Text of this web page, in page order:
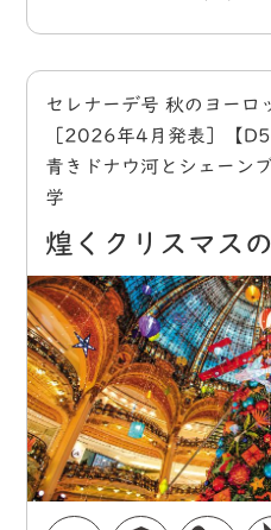
セレナーデ号 秋のヨーロ
［2026年4月発表］【
青きドナウ河とシェーン
学
煌くクリスマス